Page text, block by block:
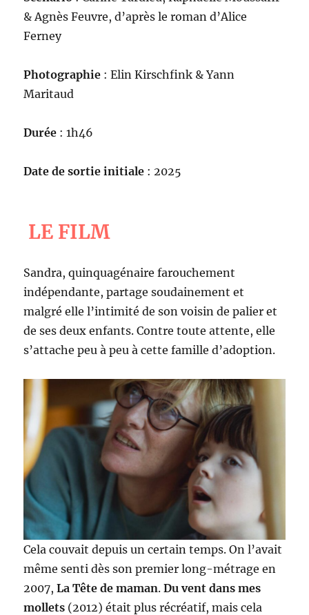
& Agnès Feuvre, d’après le roman d’Alice
Ferney
Photographie : Elin Kirschfink & Yann
Maritaud
Durée : 1h46
Date de sortie initiale : 2025
LE FILM
Sandra, quinquagénaire farouchement
indépendante, partage soudainement et
malgré elle l’intimité de son voisin de palier et
de ses deux enfants. Contre toute attente, elle
s’attache peu à peu à cette famille d’adoption.
Cela couvait depuis un certain temps. On l’avait
même senti dès son premier long-métrage en
2007,La Tête de maman.Du vent dans mes
mollets (2012) était plus récréatif, mais cela